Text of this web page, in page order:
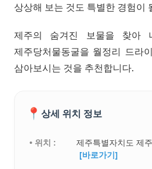
상상해 보는 것도 특별한 경험이
제주의 숨겨진 보물을 찾아
제주당처물동굴을 월정리 드라
삼아보시는 것을 추천합니다.
📍 상세 위치 정보
• 위치 :
제주특별자치도 제
[바로가기]